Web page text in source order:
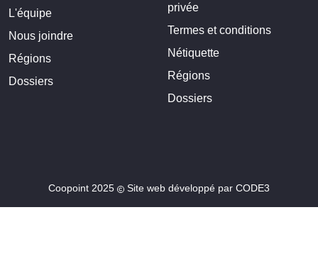
L'équipe
Nous joindre
Régions
Dossiers
privée
Termes et conditions
Nétiquette
Régions
Dossiers
Coopoint 2025 Site web développé par CODE3